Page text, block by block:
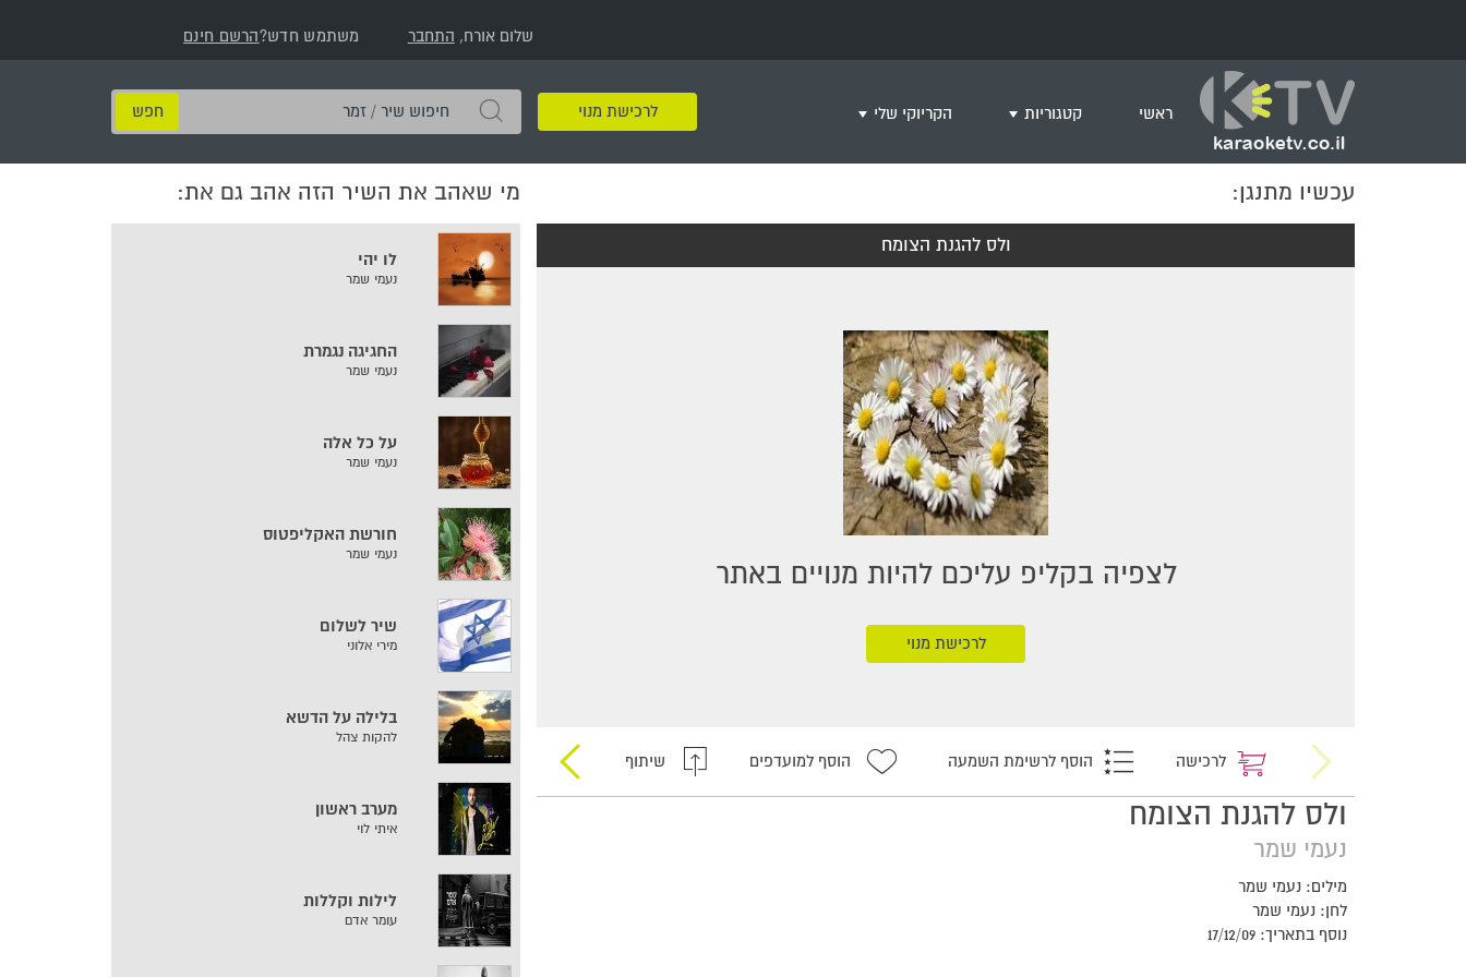
שלום אורח, התחבר משתמש חדש?הרשם חינם
ראשי קטגוריות
שירי רוק/פופ
היפ הופ
English songs
שירי ארץ ישראל
שירי אירוויזיון
מסיבת רווקות
שירי יום הזיכרון
שירי ילדים
שירי קטנטנים
שירי להקות צבאיות
הקריוקי שלי
+ צור רשימת השמעה חדשה
לרכישת מנוי
חיפוש
שיר
/
זמר
עכשיו מתנגן:
ולס להגנת הצומח
לצפיה בקליפ עליכם להיות מנויים באתר
לרכישת מנוי
לרכישה הוסף לרשימת השמעה הוסף למועדפים שיתוף
ולס להגנת הצומח
נעמי שמר
מילים: נעמי שמר
לחן: נעמי שמר
נוסף בתאריך: 17/12/09
מי שאהב את השיר הזה אהב גם את:
לו יהי
נעמי שמר
החגיגה נגמרת
נעמי שמר
על כל אלה
נעמי שמר
חורשת האקליפטוס
נעמי שמר
שיר לשלום
מירי אלוני
בלילה על הדשא
להקות צהל
מערב ראשון
איתי לוי
לילות וקללות
עומר אדם